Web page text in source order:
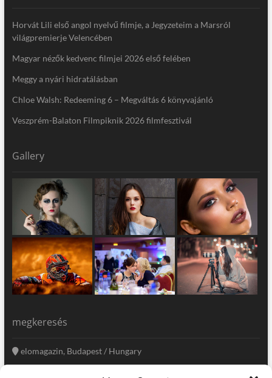
Horvát Lili első angol nyelvű filmje, a Jegyzeteim a Marsról
világpremierje Velencében
Magyar nézők kedvenc filmjei 2026 első felében
Meggy a nyári hidratálásban
Chloe Walsh: Redeeming 6 – Megváltás 6 könyvajánló
Veszprém-Balaton Filmpiknik 2026 filmfesztivál
Gallery
megkeresés
elomagazin, Budapest / Hungary